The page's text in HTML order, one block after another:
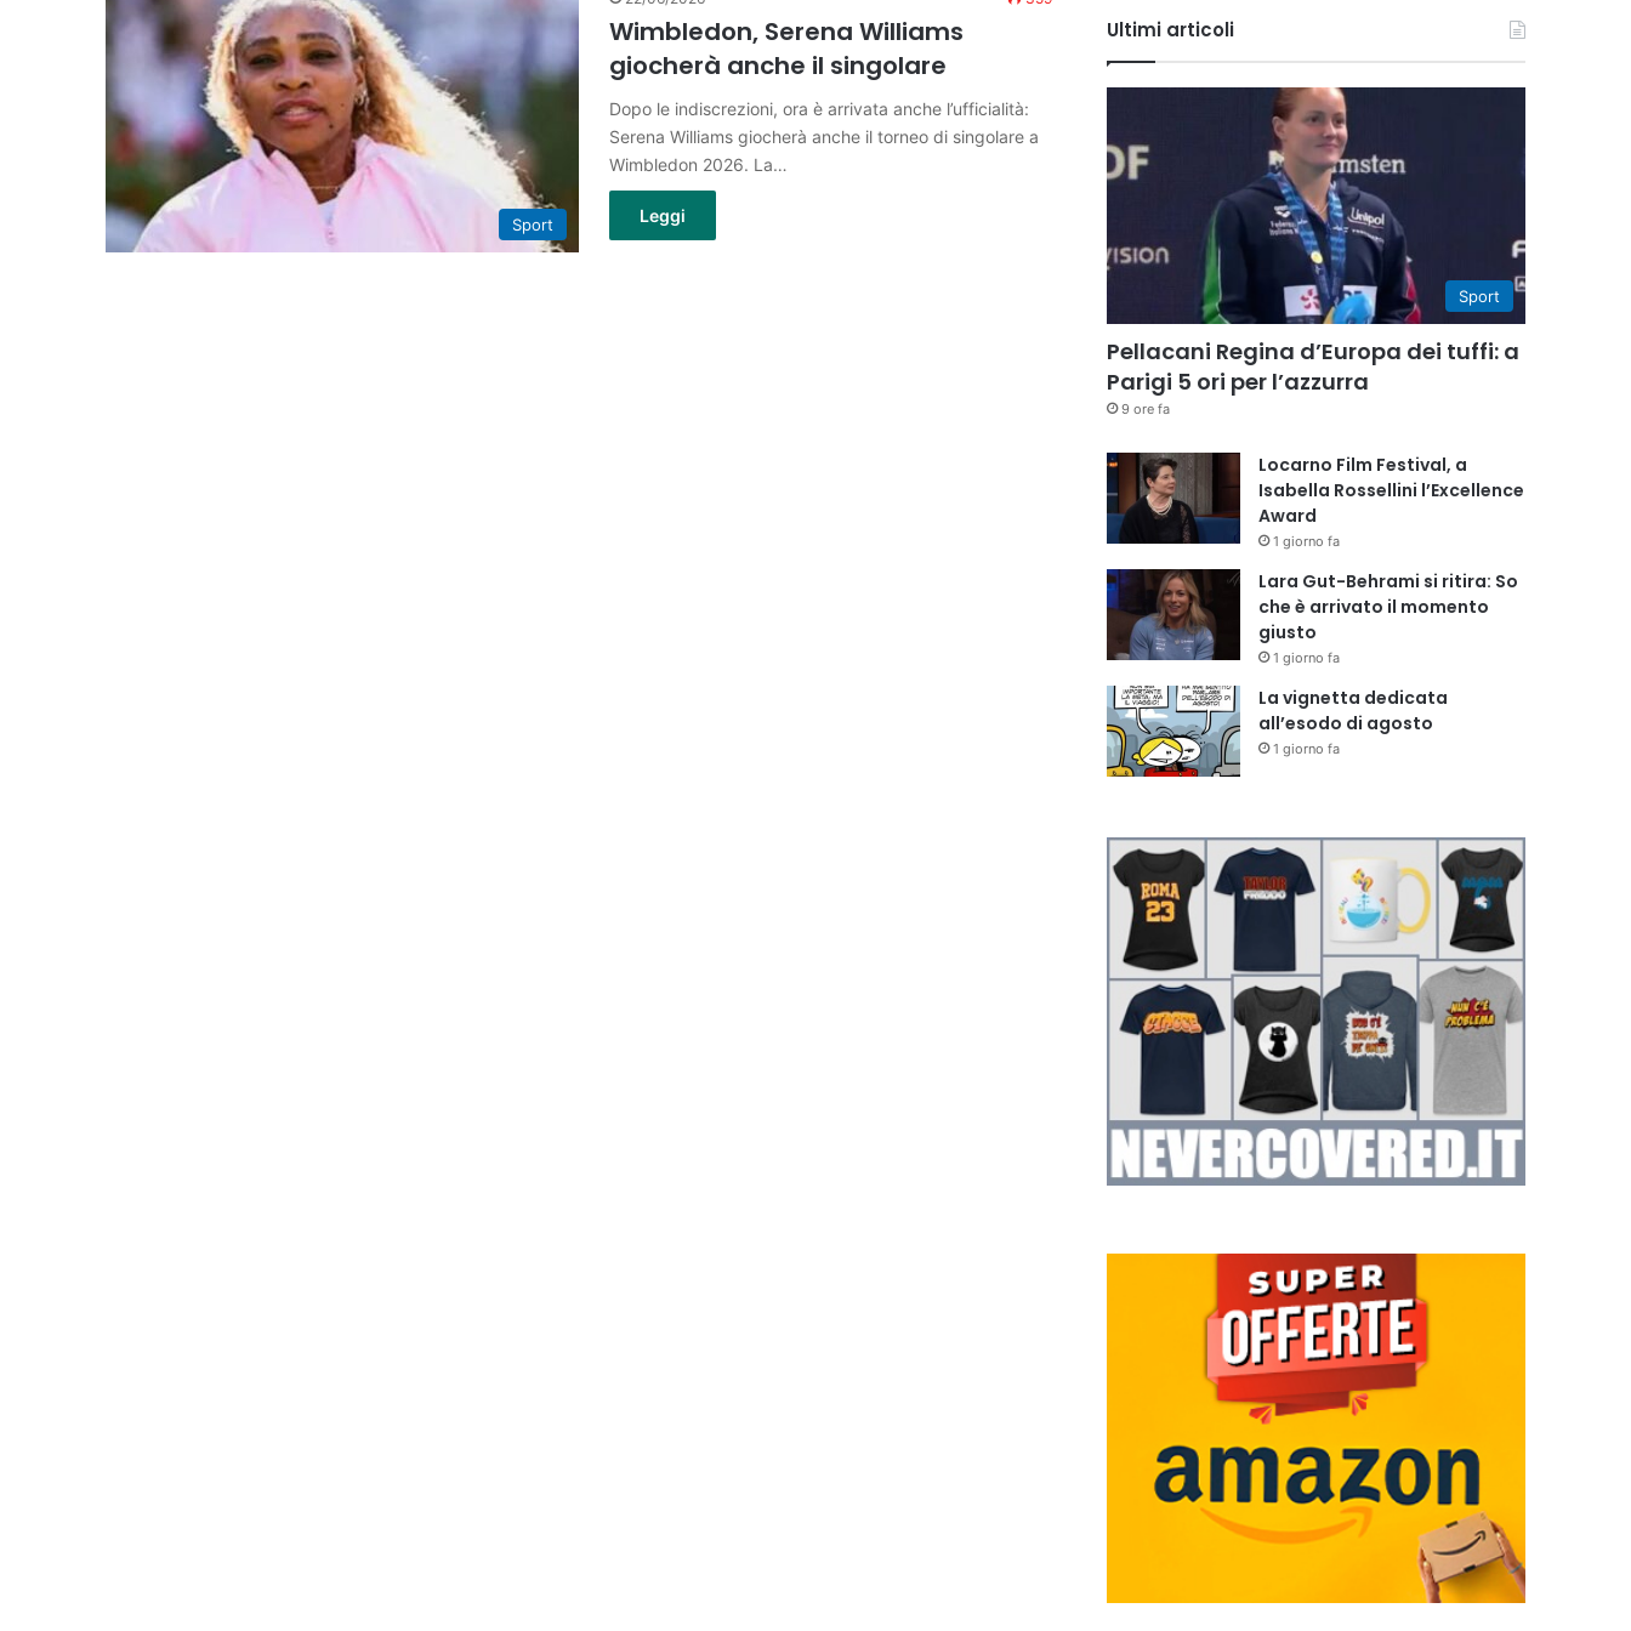
Sport
Wimbledon, Serena Williams
giocherà anche il singolare
Dopo le indiscrezioni, ora è arrivata anche l’ufficialità:
Serena Williams giocherà anche il torneo di singolare a
Wimbledon 2026. La…
Leggi
Ultimi articoli
Sport
Pellacani Regina d’Europa dei tuffi: a
Parigi 5 ori per l’azzurra
9 ore fa
Locarno Film Festival, a
Isabella Rossellini l’Excellence
Award
1 giorno fa
Lara Gut-Behrami si ritira: So
che è arrivato il momento
giusto
1 giorno fa
La vignetta dedicata
all’esodo di agosto
1 giorno fa